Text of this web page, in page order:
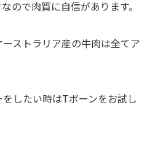
ので肉質に自信があります。
ストラリア産の牛肉は全てア
したい時はTボーンをお試し